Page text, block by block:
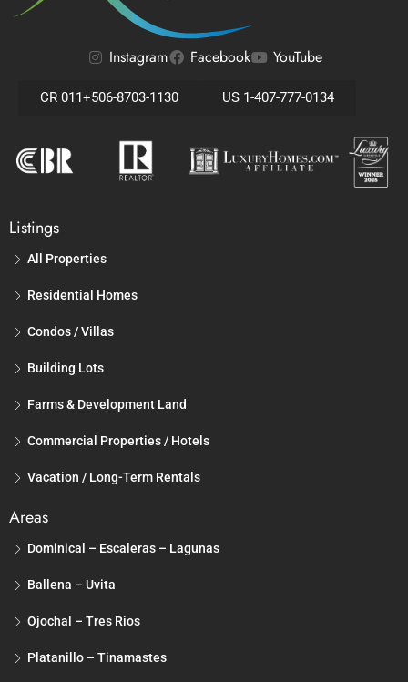
Instagram Facebook YouTube
CR 011+506-8703-1130 US 1-407-777-0134
Listings
All Properties
Residential Homes
Condos / Villas
Building Lots
Farms & Development Land
Commercial Properties / Hotels
Vacation / Long-Term Rentals
Areas
Dominical – Escaleras – Lagunas
Ballena – Uvita
Ojochal – Tres Rios
Platanillo – Tinamastes